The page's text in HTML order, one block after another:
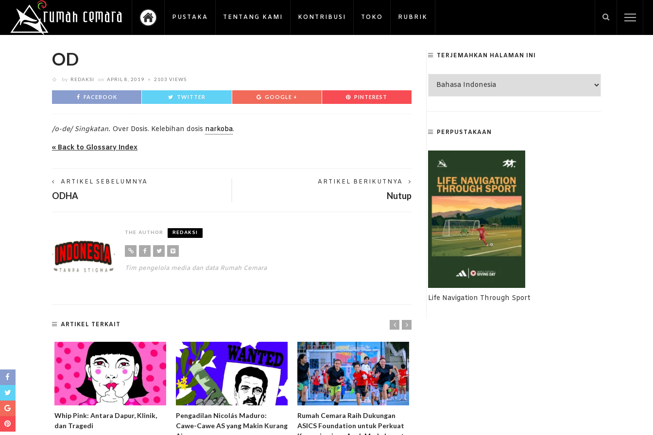
PUSTAKA TENTANG KAMI KONTRIBUSI TOKO RUBRIK
OD
by REDAKSI on APRIL 8, 2019 2103 VIEWS
FACEBOOK TWITTER GOOGLE + PINTEREST
/o-de/ Singkatan. Over Dosis. Kelebihan dosis narkoba.
« Back to Glossary Index
ARTIKEL SEBELUMNYA
ODHA
ARTIKEL BERIKUTNYA
Nutup
THE AUTHOR REDAKSI
Tim pengelola media dan data Rumah Cemara
ARTIKEL TERKAIT
Harm
dan
Whip Pink: Antara Dapur, Klinik,
dan Tragedi
Pengadilan Nicolás Maduro:
Cawe-Cawe AS yang Makin Kurang
Rumah Cemara Raih Dukungan
ASICS Foundation untuk Perkuat
TERJEMAHKAN HALAMAN INI
PERPUSTAKAAN
Life Navigation Through Sport